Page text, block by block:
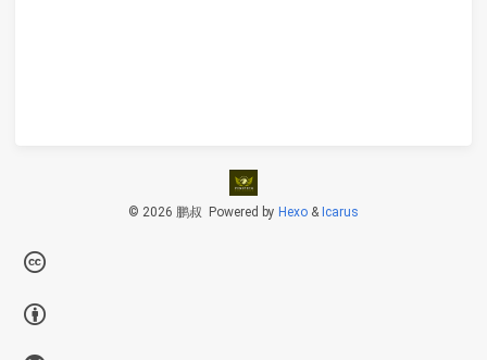
© 2026 鹏叔 Powered by Hexo & Icarus